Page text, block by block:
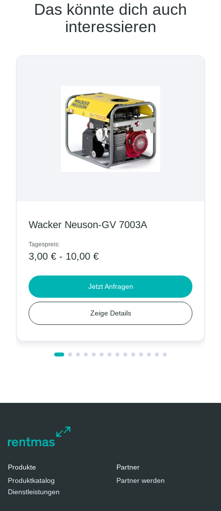
Das könnte dich auch
interessieren
Wacker Neuson-GV 7003A
Tagespreis:
3,00 € - 10,00 €
Zeige Details
Jetzt Anfragen
Produkte
Produktkatalog
Dienstleistungen
Partner
Partner werden